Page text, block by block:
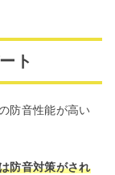
ト
防音性能が高い
防音対策がされ